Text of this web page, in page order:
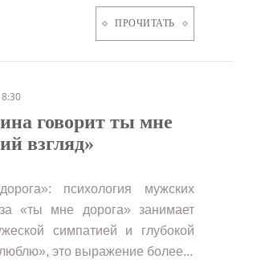
ПРОЧИТАТЬ
говорит ты мне
взгляд»
психология мужских
«ты мне дорога» занимает
симпатией и глубокой
это выражение более...